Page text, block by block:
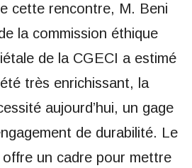
cette rencontre, M. Beni
la commission éthique
de la CGECI a estimé
très enrichissant, la
aujourd’hui, un gage
de durabilité. Le
un cadre pour mettre